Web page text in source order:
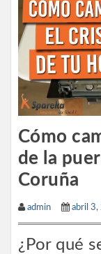
Cómo
de la
Coruña
admin abril 3,
¿Por qué